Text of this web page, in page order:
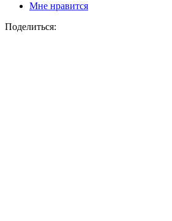
Мне нравится
Поделиться: